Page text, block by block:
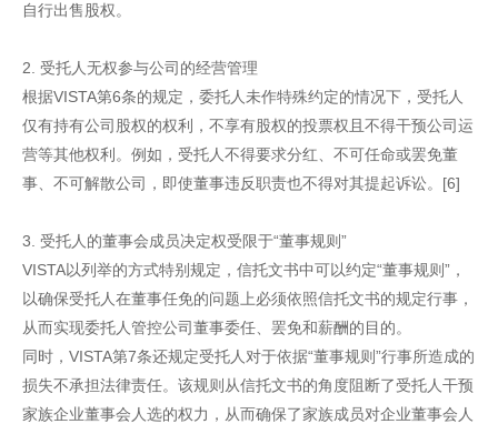
自行出售股权。
2. 受托人无权参与公司的经营管理
根据VISTA第6条的规定，委托人未作特殊约定的情况下，受托人
仅有持有公司股权的权利，不享有股权的投票权且不得干预公司运
营等其他权利。例如，受托人不得要求分红、不可任命或罢免董
事、不可解散公司，即使董事违反职责也不得对其提起诉讼。[6]
3. 受托人的董事会成员决定权受限于“董事规则”
VISTA以列举的方式特别规定，信托文书中可以约定“董事规则”，
以确保受托人在董事任免的问题上必须依照信托文书的规定行事，
从而实现委托人管控公司董事委任、罢免和薪酬的目的。
同时，VISTA第7条还规定受托人对于依据“董事规则”行事所造成的
损失不承担法律责任。该规则从信托文书的角度阻断了受托人干预
家族企业董事会人选的权力，从而确保了家族成员对企业董事会人